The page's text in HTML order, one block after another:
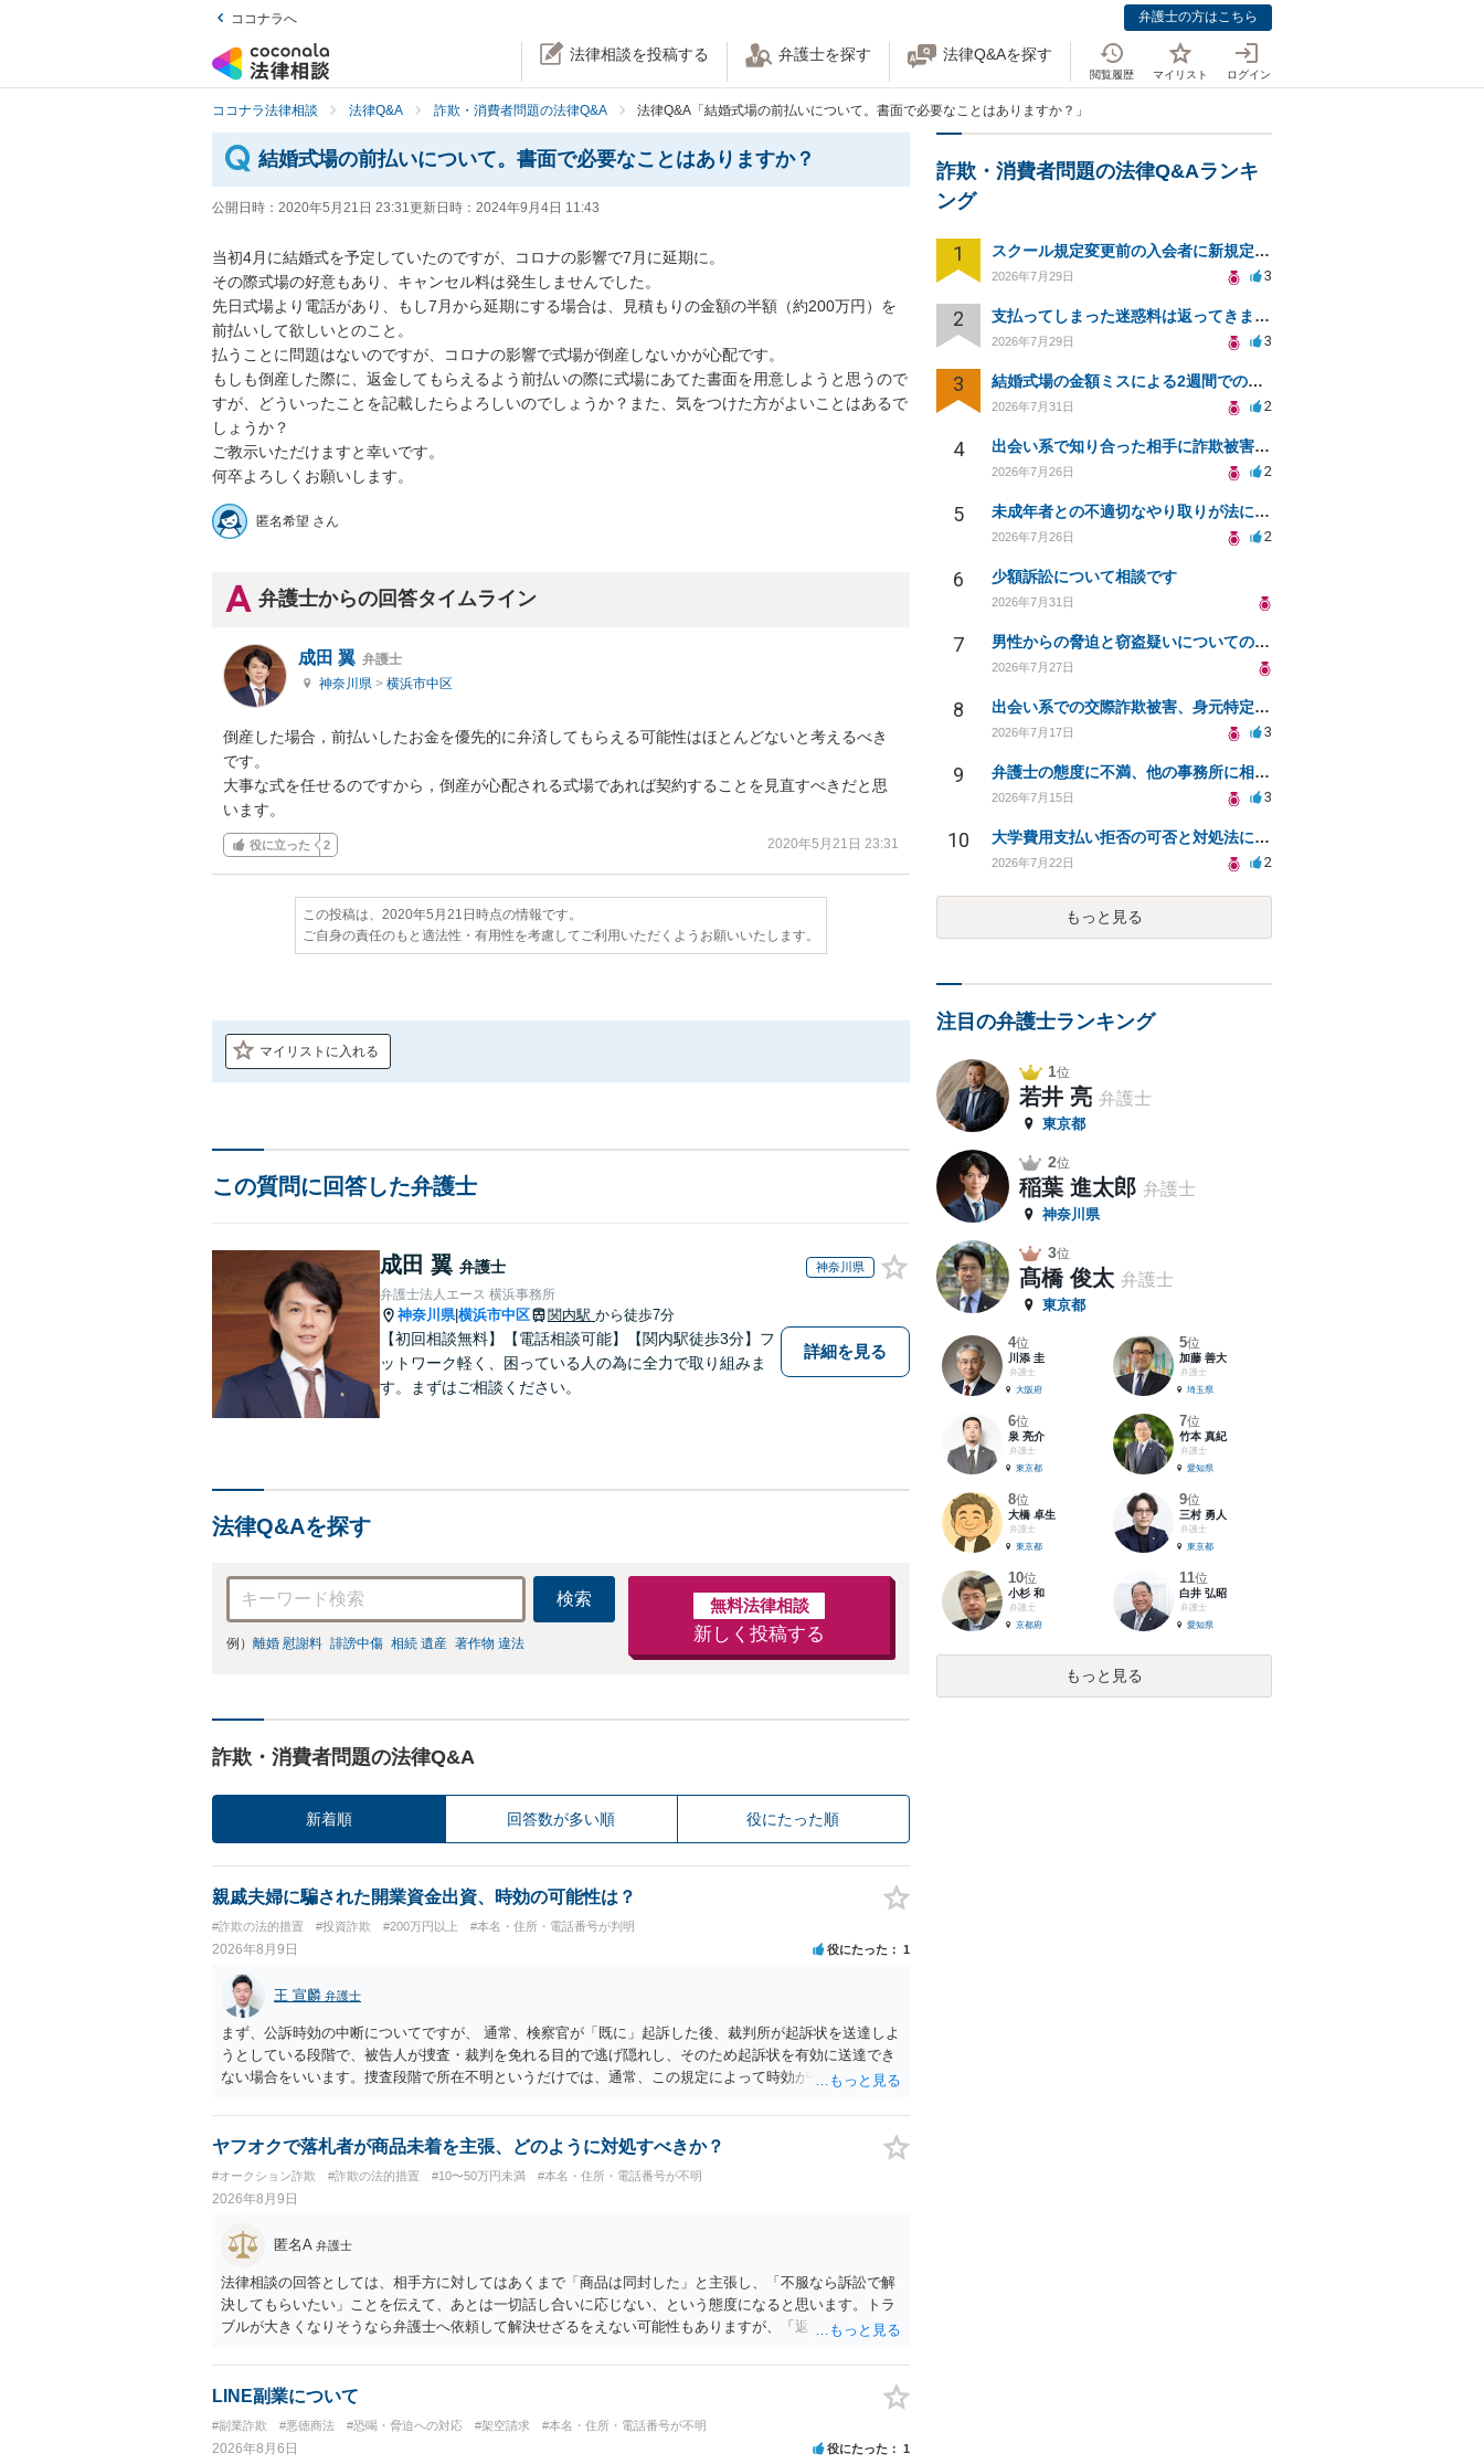
ココナラへ 弁護士の方はこちら
法律相談を投稿する 弁護士を探す 法律Q&Aを探す
閲覧履歴 マイリスト ログイン
ココナラ法律相談 法律Q&A 詐欺・消費者問題の法律Q&A 法律Q&A「結婚式場の前払いについて。書面で必要なことはありますか？」
結婚式場の前払いについて。書面で必要なことはありますか？
公開日時： 2020年5月21日 23:31更新日時： 2024年9月4日 11:43
当初4月に結婚式を予定していたのですが、コロナの影響で7月に延期に。
その際式場の好意もあり、キャンセル料は発生しませんでした。
先日式場より電話があり、もし7月から延期にする場合は、見積もりの金額の半額（約200万円）を
前払いして欲しいとのこと。
払うことに問題はないのですが、コロナの影響で式場が倒産しないかが心配です。
もしも倒産した際に、返金してもらえるよう前払いの際に式場にあてた書面を用意しようと思うので
すが、どういったことを記載したらよろしいのでしょうか？また、気をつけた方がよいことはあるで
しょうか？
ご教示いただけますと幸いです。
何卒よろしくお願いします。
匿名希望 さん
弁護士からの回答タイムライン
成田 翼 弁護士
神奈川県 > 横浜市中区
倒産した場合，前払いしたお金を優先的に弁済してもらえる可能性はほとんどないと考えるべき
です。
大事な式を任せるのですから，倒産が心配される式場であれば契約することを見直すべきだと思
います。
役に立った 2 2020年5月21日 23:31
この投稿は、2020年5月21日時点の情報です。
ご自身の責任のもと適法性・有用性を考慮してご利用いただくようお願いいたします。
マイリストに入れる
この質問に回答した弁護士
成田 翼 弁護士 神奈川県
弁護士法人エース 横浜事務所
神奈川県|横浜市中区 関内駅 から徒歩7分
【初回相談無料】【電話相談可能】【関内駅徒歩3分】フ
ットワーク軽く、困っている人の為に全力で取り組みま
す。まずはご相談ください。
詳細を見る
法律Q&Aを探す
検索
例） 離婚 慰謝料 誹謗中傷 相続 遺産 著作物 違法
無料法律相談
新しく投稿する
詐欺・消費者問題の法律Q&A
新着順 回答数が多い順 役にたった順
親戚夫婦に騙された開業資金出資、時効の可能性は？
#詐欺の法的措置 #投資詐欺 #200万円以上 #本名・住所・電話番号が判明
2026年8月9日 役にたった 1
王 宣麟 弁護士
まず、公訴時効の中断についてですが、 通常、検察官が「既に」起訴した後、裁判所が起訴状を送達しよ
うとしている段階で、被告人が捜査・裁判を免れる目的で逃げ隠れし、そのため起訴状を有効に送達でき
ない場合をいいます。捜査段階で所在不明というだけでは、通常、この規定によって時効が停止するわけ
す。 他方で、相手方の住所等が特定できているのであれば、民事事件として、損害賠償請求や貸金返還請
求等により、裁判所を通じて返金を求める方法も考えられますが、結局は相手方に資力があるか否かによ
ヤフオクで落札者が商品未着を主張、どのように対処すべきか？
#オークション詐欺 #詐欺の法的措置 #10〜50万円未満 #本名・住所・電話番号が不明
2026年8月9日
匿名A 弁護士
法律相談の回答としては、相手方に対してはあくまで「商品は同封した」と主張し、「不服なら訴訟で解
決してもらいたい」ことを伝えて、あとは一切話し合いに応じない、という態度になると思います。トラ
ブルが大きくなりそうなら弁護士へ依頼して解決せざるをえない可能性もありますが、「返金は絶対にし
LINE副業について
#副業詐欺 #悪徳商法 #恐喝・脅迫への対応 #架空請求 #本名・住所・電話番号が不明
2026年8月6日 役にたった 1
詐欺・消費者問題の法律Q&Aランキ
ング
1 スクール規定変更前の入会者に新規定は適用されるのか
2026年7月29日 3
2 支払ってしまった迷惑料は返ってきますか？
2026年7月29日 3
3 結婚式場の金額ミスによる2週間での解約。キャンセル料10万円の免除は可能か。
2026年7月31日 2
4 出会い系で知り合った相手に詐欺被害、免許証の悪用リスクと対策。
2026年7月26日 2
5 未成年者との不適切なやり取りが法に触れる可能性と対処法
2026年7月26日 2
6 少額訴訟について相談です
2026年7月31日
7 男性からの脅迫と窃盗疑いについての法的対処法
2026年7月27日
8 出会い系での交際詐欺被害、身元特定と返金請求の方法は？
2026年7月17日 3
9 弁護士の態度に不満、他の事務所に相談すべきか？
2026年7月15日 3
10 大学費用支払い拒否の可否と対処法について知りたい
2026年7月22日 2
もっと見る
注目の弁護士ランキング
1位
若井 亮 弁護士
東京都
2位
稲葉 進太郎 弁護士
神奈川県
3位
髙橋 俊太 弁護士
東京都
4位
川添 圭
弁護士
大阪府
5位
加藤 善大
弁護士
埼玉県
6位
泉 亮介
弁護士
東京都
7位
竹本 真紀
弁護士
愛知県
8位
大橋 卓生
弁護士
東京都
9位
三村 勇人
弁護士
東京都
10位
小杉 和
弁護士
京都府
11位
白井 弘昭
弁護士
愛知県
もっと見る